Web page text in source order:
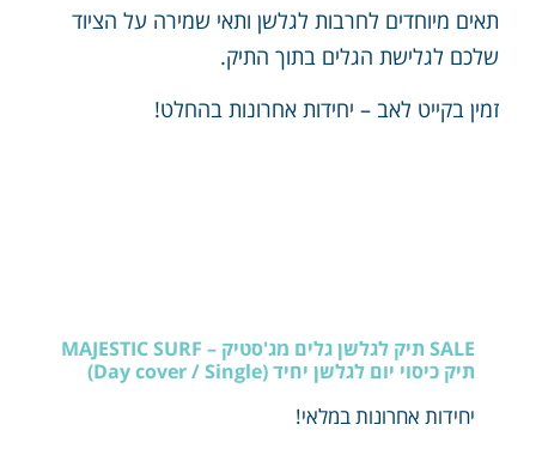
תאים מיוחדים לחרבות לגלשן ותאי שמירה על הציוד
שלכם לגלישת הגלים בתוך התיק.
זמין בקייט לאב – יחידות אחרונות בהחלט!
SALE תיק לגלשן גלים מג'סטיק – MAJESTIC SURF
תיק כיסוי יום לגלשן יחיד (Day cover / Single)
יחידות אחרונות במלאי!